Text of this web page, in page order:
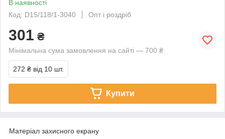
В наявності
Код: D15/118/1-3040
Опт і роздріб
301 ₴
Мінімальна сума замовлення на сайті — 700 ₴
272 ₴ від 10 шт.
Купити
Матеріал захисного екрану